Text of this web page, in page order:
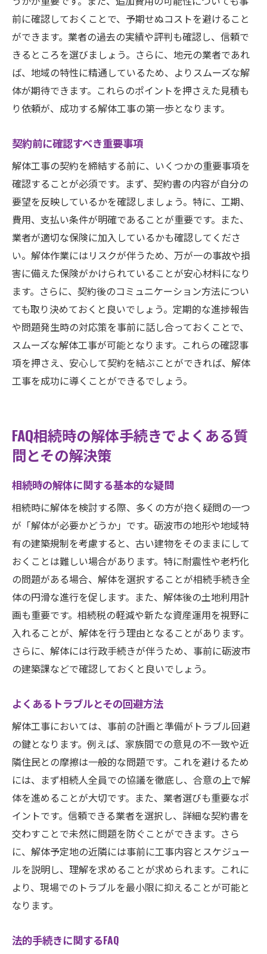
前に確認しておくことで、予期せぬコストを避けること
ができます。業者の過去の実績や評判も確認し、信頼で
きるところを選びましょう。さらに、地元の業者であれ
ば、地域の特性に精通しているため、よりスムーズな解
体が期待できます。これらのポイントを押さえた見積も
り依頼が、成功する解体工事の第一歩となります。
契約前に確認すべき重要事項
解体工事の契約を締結する前に、いくつかの重要事項を
確認することが必須です。まず、契約書の内容が自分の
要望を反映しているかを確認しましょう。特に、工期、
費用、支払い条件が明確であることが重要です。また、
業者が適切な保険に加入しているかも確認してくださ
い。解体作業にはリスクが伴うため、万が一の事故や損
害に備えた保険がかけられていることが安心材料になり
ます。さらに、契約後のコミュニケーション方法につい
ても取り決めておくと良いでしょう。定期的な進捗報告
や問題発生時の対応策を事前に話し合っておくことで、
スムーズな解体工事が可能となります。これらの確認事
項を押さえ、安心して契約を結ぶことができれば、解体
工事を成功に導くことができるでしょう。
FAQ相続時の解体手続きでよくある質
問とその解決策
相続時の解体に関する基本的な疑問
相続時に解体を検討する際、多くの方が抱く疑問の一つ
が「解体が必要かどうか」です。砺波市の地形や地域特
有の建築規制を考慮すると、古い建物をそのままにして
おくことは難しい場合があります。特に耐震性や老朽化
の問題がある場合、解体を選択することが相続手続き全
体の円滑な進行を促します。また、解体後の土地利用計
画も重要です。相続税の軽減や新たな資産運用を視野に
入れることが、解体を行う理由となることがあります。
さらに、解体には行政手続きが伴うため、事前に砺波市
の建築課などで確認しておくと良いでしょう。
よくあるトラブルとその回避方法
解体工事においては、事前の計画と準備がトラブル回避
の鍵となります。例えば、家族間での意見の不一致や近
隣住民との摩擦は一般的な問題です。これを避けるため
には、まず相続人全員での協議を徹底し、合意の上で解
体を進めることが大切です。また、業者選びも重要なポ
イントです。信頼できる業者を選択し、詳細な契約書を
交わすことで未然に問題を防ぐことができます。さら
に、解体予定地の近隣には事前に工事内容とスケジュー
ルを説明し、理解を求めることが求められます。これに
より、現場でのトラブルを最小限に抑えることが可能と
なります。
法的手続きに関するFAQ